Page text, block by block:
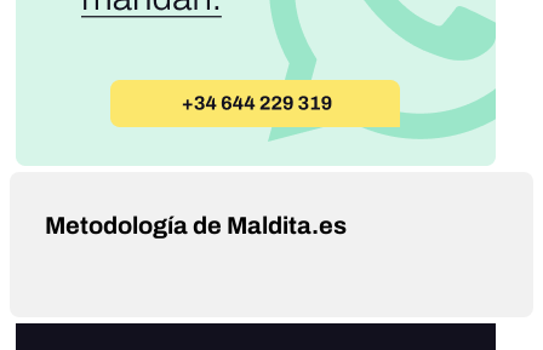
Metodología de Maldita.es